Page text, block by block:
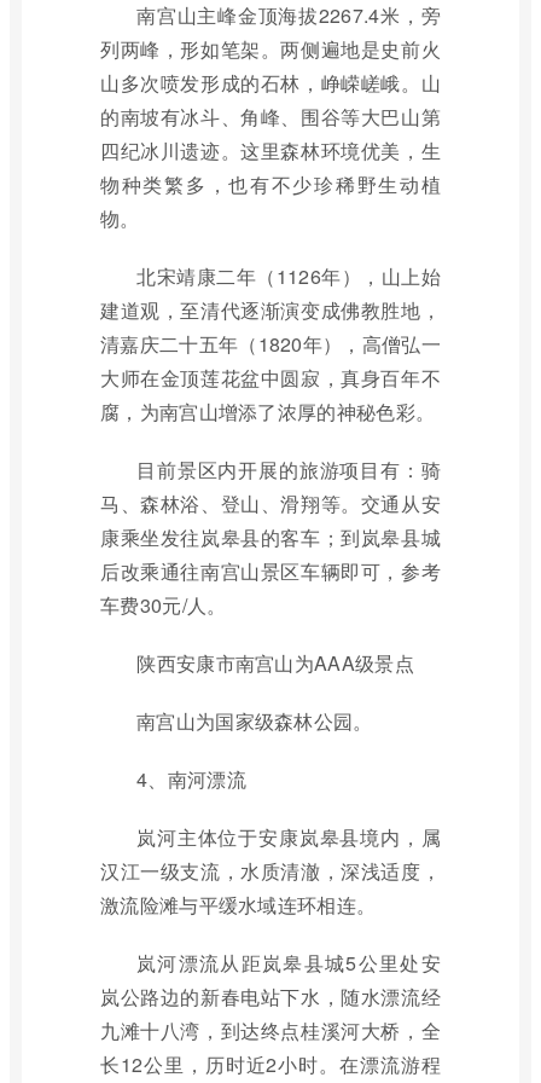
南宫山主峰金顶海拔2267.4米，旁
列两峰，形如笔架。两侧遍地是史前火
山多次喷发形成的石林，峥嵘嵯峨。山
的南坡有冰斗、角峰、围谷等大巴山第
四纪冰川遗迹。这里森林环境优美，生
物种类繁多，也有不少珍稀野生动植
物。
北宋靖康二年（1126年），山上始
建道观，至清代逐渐演变成佛教胜地，
清嘉庆二十五年（1820年），高僧弘一
大师在金顶莲花盆中圆寂，真身百年不
腐，为南宫山增添了浓厚的神秘色彩。
目前景区内开展的旅游项目有：骑
马、森林浴、登山、滑翔等。交通从安
康乘坐发往岚皋县的客车；到岚皋县城
后改乘通往南宫山景区车辆即可，参考
车费30元/人。
陕西安康市南宫山为AAA级景点
南宫山为国家级森林公园。
4、南河漂流
岚河主体位于安康岚皋县境内，属
汉江一级支流，水质清澈，深浅适度，
激流险滩与平缓水域连环相连。
岚河漂流从距岚皋县城5公里处安
岚公路边的新春电站下水，随水漂流经
九滩十八湾，到达终点桂溪河大桥，全
长12公里，历时近2小时。在漂流游程